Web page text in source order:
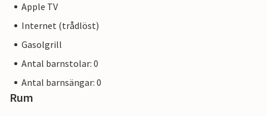
Apple TV
Internet (trådlöst)
Gasolgrill
Antal barnstolar: 0
Antal barnsängar: 0
Rum